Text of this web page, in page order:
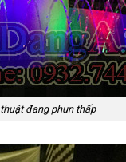
đang phun thấp